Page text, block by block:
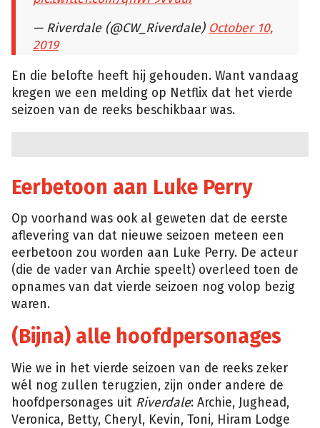
— Riverdale (@CW_Riverdale) October 10,
2019
En die belofte heeft hij gehouden. Want vandaag
kregen we een melding op Netflix dat het vierde
seizoen van de reeks beschikbaar was.
Eerbetoon aan Luke Perry
Op voorhand was ook al geweten dat de eerste
aflevering van dat nieuwe seizoen meteen een
eerbetoon zou worden aan Luke Perry. De acteur
(die de vader van Archie speelt) overleed toen de
opnames van dat vierde seizoen nog volop bezig
waren.
(Bijna) alle hoofdpersonages
Wie we in het vierde seizoen van de reeks zeker
wél nog zullen terugzien, zijn onder andere de
hoofdpersonages uit Riverdale: Archie, Jughead,
Veronica, Betty, Cheryl, Kevin, Toni, Hiram Lodge